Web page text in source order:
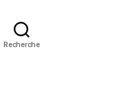
Recherche